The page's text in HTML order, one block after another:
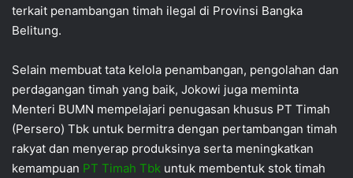
terkait penambangan timah ilegal di Provinsi Bangka
Belitung.
Selain membuat tata kelola penambangan, pengolahan dan
perdagangan timah yang baik, Jokowi juga meminta
Menteri BUMN mempelajari penugasan khusus PT Timah
(Persero) Tbk untuk bermitra dengan pertambangan timah
rakyat dan menyerap produksinya serta meningkatkan
kemampuan PT Timah Tbk untuk membentuk stok timah